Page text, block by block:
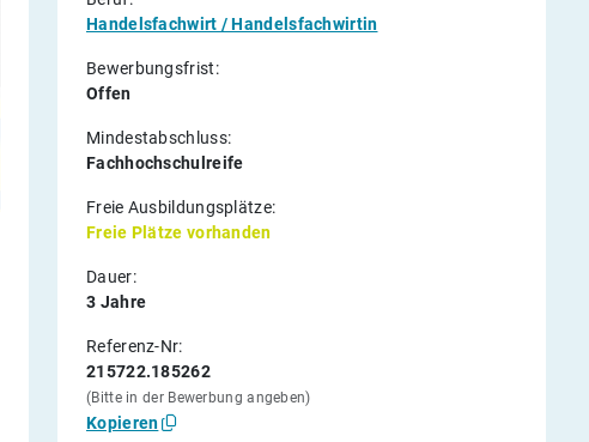
Handelsfachwirt / Handelsfachwirtin
Bewerbungsfrist:
Offen
Mindestabschluss:
Fachhochschulreife
Freie Ausbildungsplätze:
Freie Plätze vorhanden
Dauer:
3 Jahre
Referenz-Nr:
215722.185262
(Bitte in der Bewerbung angeben)
Kopieren